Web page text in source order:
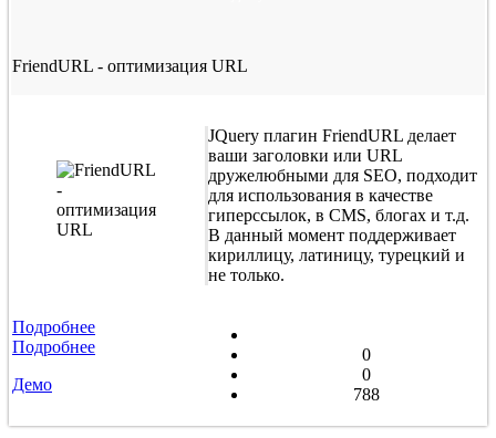
FriendURL - оптимизация URL
JQuery плагин FriendURL делает
ваши заголовки или URL
дружелюбными для SEO, подходит
для использования в качестве
гиперссылок, в CMS, блогах и т.д.
В данный момент поддерживает
кириллицу, латиницу, турецкий и
не только.
Подробнее
Подробнее
Демо
0
0
788